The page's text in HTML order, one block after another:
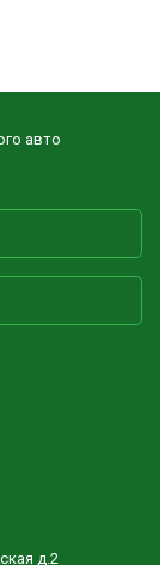
авто
д.2